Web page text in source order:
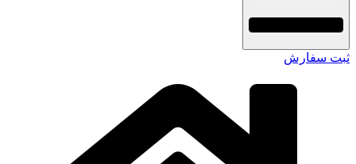
ثبت سفارش